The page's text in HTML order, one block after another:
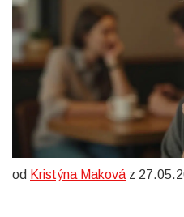
od Kristýna Maková z